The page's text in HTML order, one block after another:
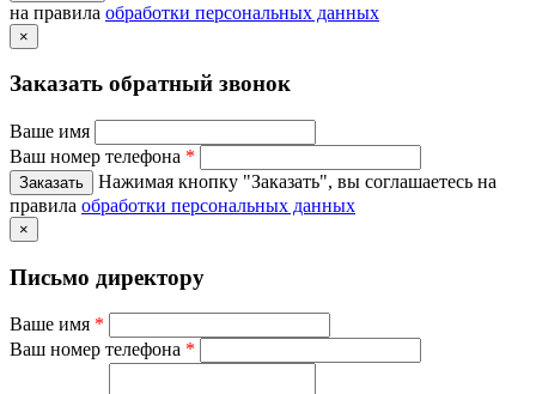
на правила обработки персональных данных
×
Заказать обратный звонок
Ваше имя
Ваш номер телефона *
Нажимая кнопку "Заказать", вы соглашаетесь на
правила обработки персональных данных
×
Письмо директору
Ваше имя *
Ваш номер телефона *